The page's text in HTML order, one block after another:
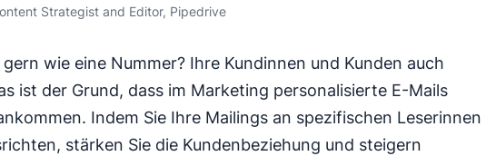
Strategist and Editor, Pipedrive
gern wie eine Nummer? Ihre Kundinnen und Kunden auch
ist der Grund, dass im Marketing personalisierte E-Mails
Indem Sie Ihre Mailings an spezifischen Leserinnen
stärken Sie die Kundenbeziehung und steigern